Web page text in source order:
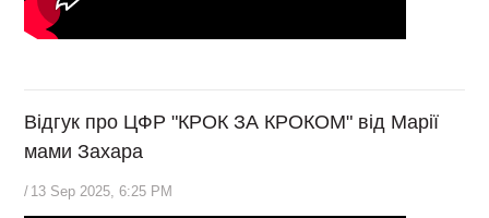
Відгук про ЦФР "КРОК ЗА КРОКОМ" від Марії
мами Захара
/ 13 Sep 2025, 6:25 PM